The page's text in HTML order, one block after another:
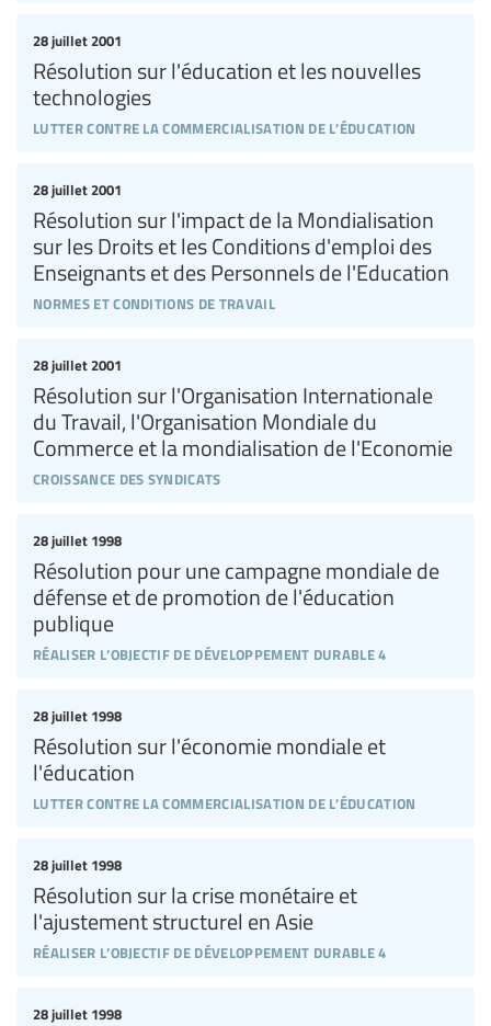
lutter contre la commercialisation de l’éducation
28 juillet 2001
Résolution sur l'éducation et les nouvelles
technologies
normes et conditions de travail
28 juillet 2001
Résolution sur l'impact de la Mondialisation
sur les Droits et les Conditions d'emploi des
Enseignants et des Personnels de l'Education
croissance des syndicats
28 juillet 2001
Résolution sur l'Organisation Internationale
du Travail, l'Organisation Mondiale du
Commerce et la mondialisation de l'Economie
réaliser l’objectif de développement durable 4
28 juillet 1998
Résolution pour une campagne mondiale de
défense et de promotion de l'éducation
publique
lutter contre la commercialisation de l’éducation
28 juillet 1998
Résolution sur l'économie mondiale et
l'éducation
réaliser l’objectif de développement durable 4
28 juillet 1998
Résolution sur la crise monétaire et
l'ajustement structurel en Asie
28 juillet 1998